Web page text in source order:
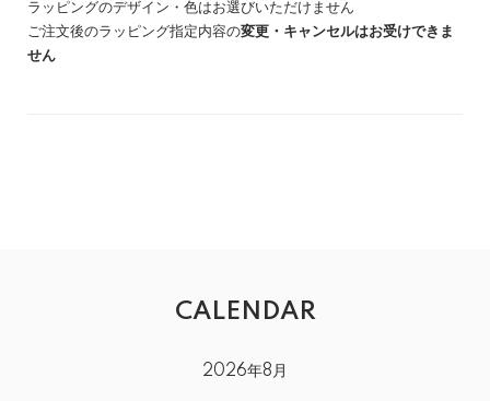
ラッピングのデザイン・色はお選びいただけません
ご注文後のラッピング指定内容の変更・キャンセルはお受けできま
せん
CALENDAR
2026年8月